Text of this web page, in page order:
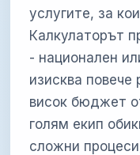
услугите, за
Калкулаторът
- национален
изисква
висок бюджет
голям екип
сложни